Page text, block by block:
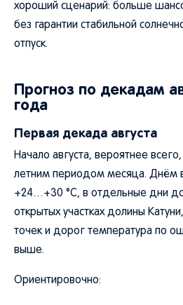
хороший сценарий: больше
без гарантии стабильной
отпуск.
Прогноз по декадам
года
Первая декада августа
Начало августа, вероятнее
летним периодом месяца. Днём
+24…+30 °C, в отдельные дни
открытых участках долины
точек и дорог температура по
выше.
Ориентировочно: